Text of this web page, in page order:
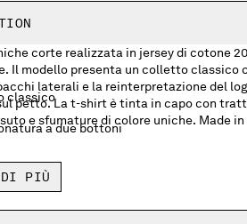
corte realizzata in jersey di cotone
Il modello presenta un colletto classico
laterali e la reinterpretazione del
petto. La t-shirt è tinta in capo con
e sfumature di colore uniche. Made
classico
a due bottoni
sul petto
laterali
DI PIÙ